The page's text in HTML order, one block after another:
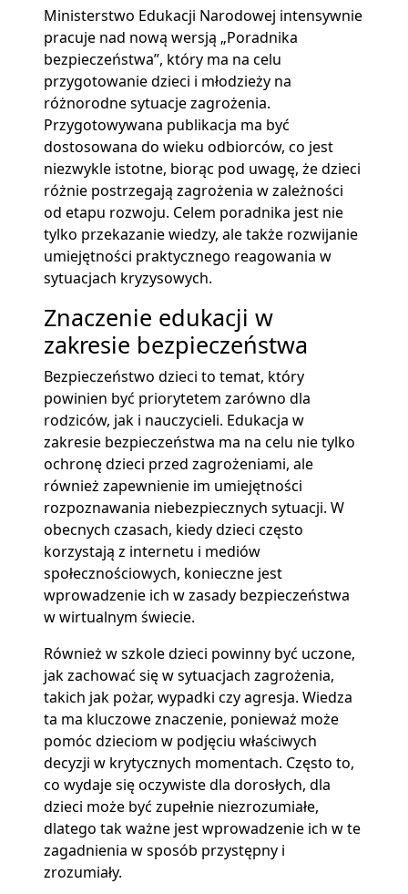
Ministerstwo Edukacji Narodowej intensywnie
pracuje nad nową wersją „Poradnika
bezpieczeństwa”, który ma na celu
przygotowanie dzieci i młodzieży na
różnorodne sytuacje zagrożenia.
Przygotowywana publikacja ma być
dostosowana do wieku odbiorców, co jest
niezwykle istotne, biorąc pod uwagę, że dzieci
różnie postrzegają zagrożenia w zależności
od etapu rozwoju. Celem poradnika jest nie
tylko przekazanie wiedzy, ale także rozwijanie
umiejętności praktycznego reagowania w
sytuacjach kryzysowych.
Znaczenie edukacji w
zakresie bezpieczeństwa
Bezpieczeństwo dzieci to temat, który
powinien być priorytetem zarówno dla
rodziców, jak i nauczycieli. Edukacja w
zakresie bezpieczeństwa ma na celu nie tylko
ochronę dzieci przed zagrożeniami, ale
również zapewnienie im umiejętności
rozpoznawania niebezpiecznych sytuacji. W
obecnych czasach, kiedy dzieci często
korzystają z internetu i mediów
społecznościowych, konieczne jest
wprowadzenie ich w zasady bezpieczeństwa
w wirtualnym świecie.
Również w szkole dzieci powinny być uczone,
jak zachować się w sytuacjach zagrożenia,
takich jak pożar, wypadki czy agresja. Wiedza
ta ma kluczowe znaczenie, ponieważ może
pomóc dzieciom w podjęciu właściwych
decyzji w krytycznych momentach. Często to,
co wydaje się oczywiste dla dorosłych, dla
dzieci może być zupełnie niezrozumiałe,
dlatego tak ważne jest wprowadzenie ich w te
zagadnienia w sposób przystępny i
zrozumiały.